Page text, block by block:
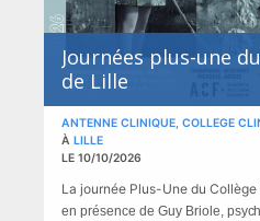
Journées plus-une
de Lille
ANTENNE CLINIQUE, COLLEGE
À LILLE
LE 10/10/2026
La journée Plus-Une du
en présence de Guy Briole, p